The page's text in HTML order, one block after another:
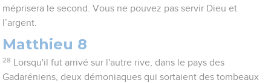
méprisera le second. Vous ne pouvez pas servir Dieu et
l’argent.
Matthieu 8
28
Lorsqu'il fut arrivé sur l'autre rive, dans le pays des
Gadaréniens, deux démoniaques qui sortaient des tombeaux